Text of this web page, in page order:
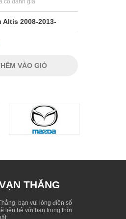
có đánh giá
Altis 2008-2013-
VÀO GIỎ
THẮNG
bạn vui lòng điền số
liên hệ với bạn trong thời